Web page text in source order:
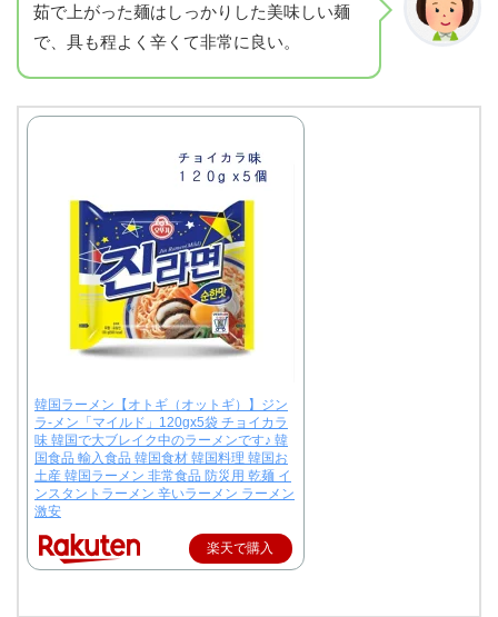
茹で上がった麺はしっかりした美味しい麺
で、具も程よく辛くて非常に良い。
韓国ラーメン【オトギ（オットギ）】ジン
ラ-メン「マイルド」120gx5袋 チョイカラ
味 韓国で大ブレイク中のラーメンです♪ 韓
国食品 輸入食品 韓国食材 韓国料理 韓国お
土産 韓国ラーメン 非常食品 防災用 乾麺 イ
ンスタントラーメン 辛いラーメン ラーメン
激安
楽天で購入